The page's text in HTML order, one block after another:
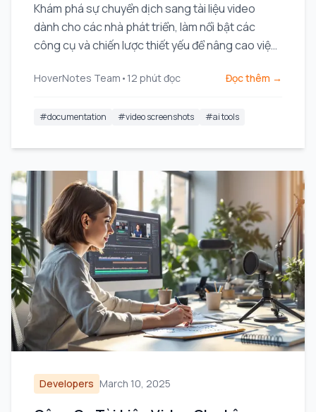
Khám phá sự chuyển dịch sang tài liệu video
dành cho các nhà phát triển, làm nổi bật các
công cụ và chiến lược thiết yếu để nâng cao việc
HoverNotes Team • 12 phút đọc Đọc thêm →
#documentation #video screenshots #ai tools
Developers March 10, 2025